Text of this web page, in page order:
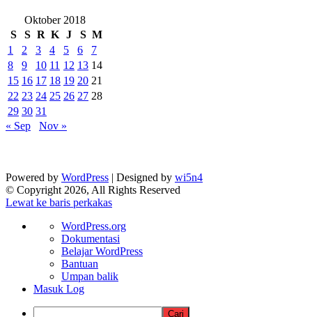
Oktober 2018
S
S R K J S M
1
2 3 4 5 6
7
8
9 10 11 12 13 14
15 16 17 18 19 20 21
22 23 24 25 26 27 28
29 30 31
« Sep
Nov »
Powered by WordPress | Designed by wi5n4
© Copyright 2026, All Rights Reserved
Lewat ke baris perkakas
Tentang
WordPress
WordPress.org
Dokumentasi
Belajar WordPress
Bantuan
Umpan balik
Masuk Log
Cari